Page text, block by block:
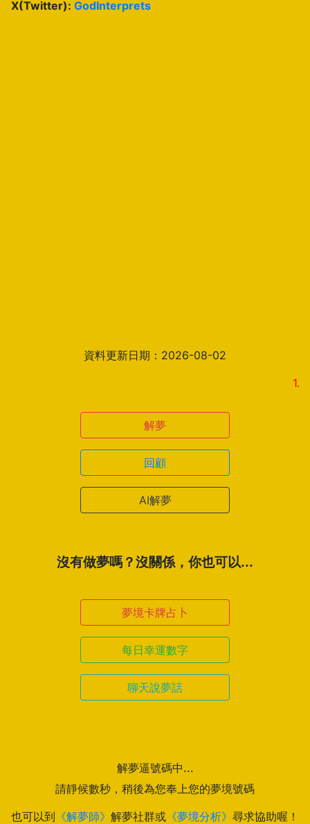
X(Twitter): GodInterprets
資料更新日期：2026-08-02
1.解夢
解夢
回顧
AI解夢
沒有做夢嗎？沒關係，你也可以...
夢境卡牌占卜
每日幸運數字
聊天說夢話
解夢逼號碼中...
請靜候數秒，稍後為您奉上您的夢境號碼
也可以到 《解夢師》 解夢社群或 《夢境分析》 尋求協助喔！